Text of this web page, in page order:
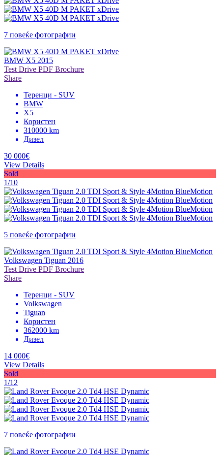
7 повеќе фотографии
BMW X5 2015
Test Drive PDF Brochure
Share
Теренци - SUV
BMW
X5
Користен
310000 km
Дизел
30 000€
View Details
Sold
1/10
5 повеќе фотографии
Volkswagen Tiguan 2016
Test Drive PDF Brochure
Share
Теренци - SUV
Volkswagen
Tiguan
Користен
362000 km
Дизел
14 000€
View Details
Sold
1/12
7 повеќе фотографии